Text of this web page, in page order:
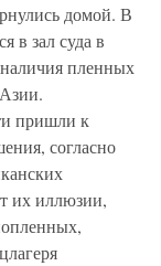
домой. В
в зал суда в
пленных
пришли к
согласно
их иллюзии,